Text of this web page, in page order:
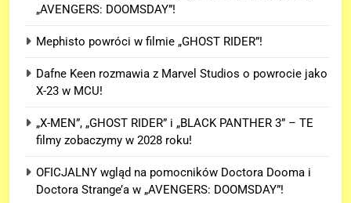
„AVENGERS: DOOMSDAY”!
Mephisto powróci w filmie „GHOST RIDER”!
Dafne Keen rozmawia z Marvel Studios o powrocie jako
X-23 w MCU!
„X-MEN”, „GHOST RIDER” i „BLACK PANTHER 3” – TE
filmy zobaczymy w 2028 roku!
OFICJALNY wgląd na pomocników Doctora Dooma i
Doctora Strange’a w „AVENGERS: DOOMSDAY”!
6
prosto z plakatu na D23!
NEWSY
5. sezon „THE WITCHER” na
roku!
SERIALE